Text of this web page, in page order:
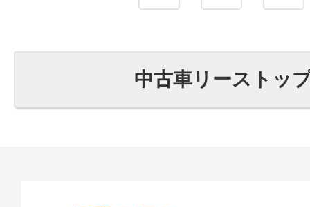
中古車リーストッ